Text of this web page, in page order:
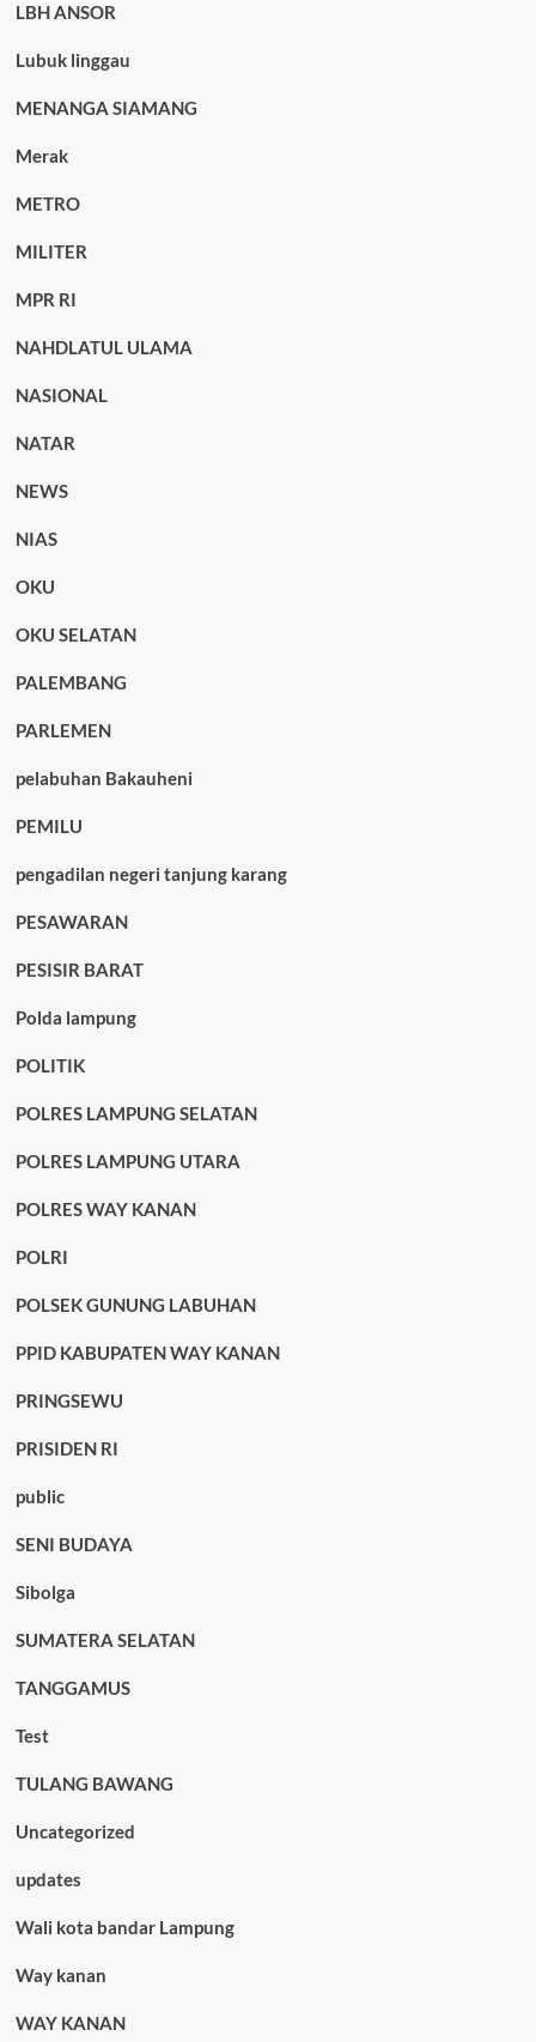
LBH ANSOR
Lubuk linggau
MENANGA SIAMANG
Merak
METRO
MILITER
MPR RI
NAHDLATUL ULAMA
NASIONAL
NATAR
NEWS
NIAS
OKU
OKU SELATAN
PALEMBANG
PARLEMEN
pelabuhan Bakauheni
PEMILU
pengadilan negeri tanjung karang
PESAWARAN
PESISIR BARAT
Polda lampung
POLITIK
POLRES LAMPUNG SELATAN
POLRES LAMPUNG UTARA
POLRES WAY KANAN
POLRI
POLSEK GUNUNG LABUHAN
PPID KABUPATEN WAY KANAN
PRINGSEWU
PRISIDEN RI
public
SENI BUDAYA
Sibolga
SUMATERA SELATAN
TANGGAMUS
Test
TULANG BAWANG
Uncategorized
updates
Wali kota bandar Lampung
Way kanan
WAY KANAN